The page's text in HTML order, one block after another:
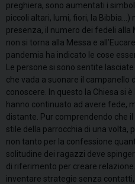
preghiera, sono aumentati i
piccoli altari, lumi, fiori, la
presenza, il numero dei fedeli
non si torna alla Messa e
pandemia ha indicato le cose
Le persone si sono sentite
che vada a suonare il campanello
conoscere. In questo la Chiesa si
hanno continuato ad avere fede,
distante. Pur comprendendo che
stile della parrocchia di una volta,
non tanto per la confessione
solitudine dei ragazzi deve
di riferimento per creare
inventare strategie senza